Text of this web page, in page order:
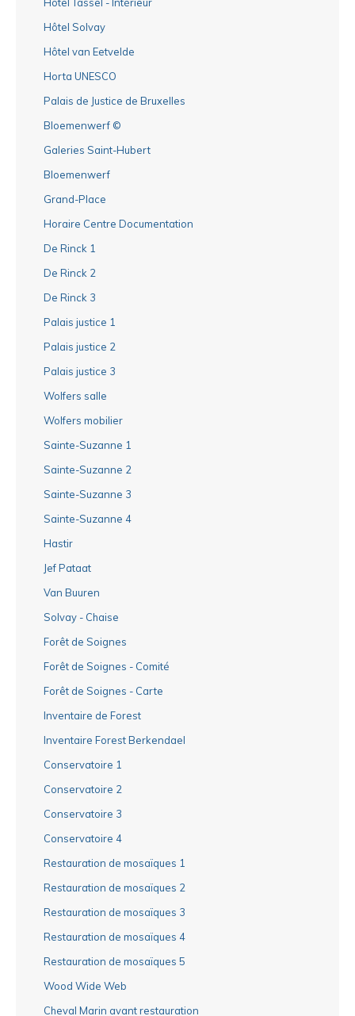
Hôtel Solvay
Hôtel van Eetvelde
Horta UNESCO
Palais de Justice de Bruxelles
Bloemenwerf ©
Galeries Saint-Hubert
Bloemenwerf
Grand-Place
Horaire Centre Documentation
De Rinck 1
De Rinck 2
De Rinck 3
Palais justice 1
Palais justice 2
Palais justice 3
Wolfers salle
Wolfers mobilier
Sainte-Suzanne 1
Sainte-Suzanne 2
Sainte-Suzanne 3
Sainte-Suzanne 4
Hastir
Jef Pataat
Van Buuren
Solvay - Chaise
Forêt de Soignes
Forêt de Soignes - Comité
Forêt de Soignes - Carte
Inventaire de Forest
Inventaire Forest Berkendael
Conservatoire 1
Conservatoire 2
Conservatoire 3
Conservatoire 4
Restauration de mosaïques 1
Restauration de mosaïques 2
Restauration de mosaïques 3
Restauration de mosaïques 4
Restauration de mosaïques 5
Wood Wide Web
Cheval Marin avant restauration